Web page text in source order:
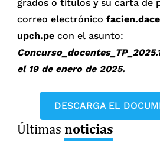
grados o títulos y su carta de
correo electrónico
upch.pe con el asunto:
el 19 de enero de 2025.
DESCARGA EL
Últimasnoticias